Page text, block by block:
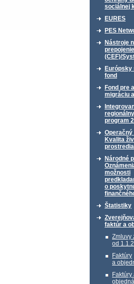
sociálnej
EURES
PES
Nástroje
(CEF)/
Európsky
fond
Fond pre
migráciu
program
Operačný
Kvalita
prostredia
Národné
možnosti
o
Štatistiky
faktúr a
Zmluvy
od
Faktúry
a
Faktúry